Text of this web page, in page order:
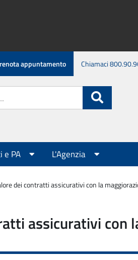
appuntamento Chiamaci
e PA L'Agenzia
dei contratti assicurativi con la
assicurativi con